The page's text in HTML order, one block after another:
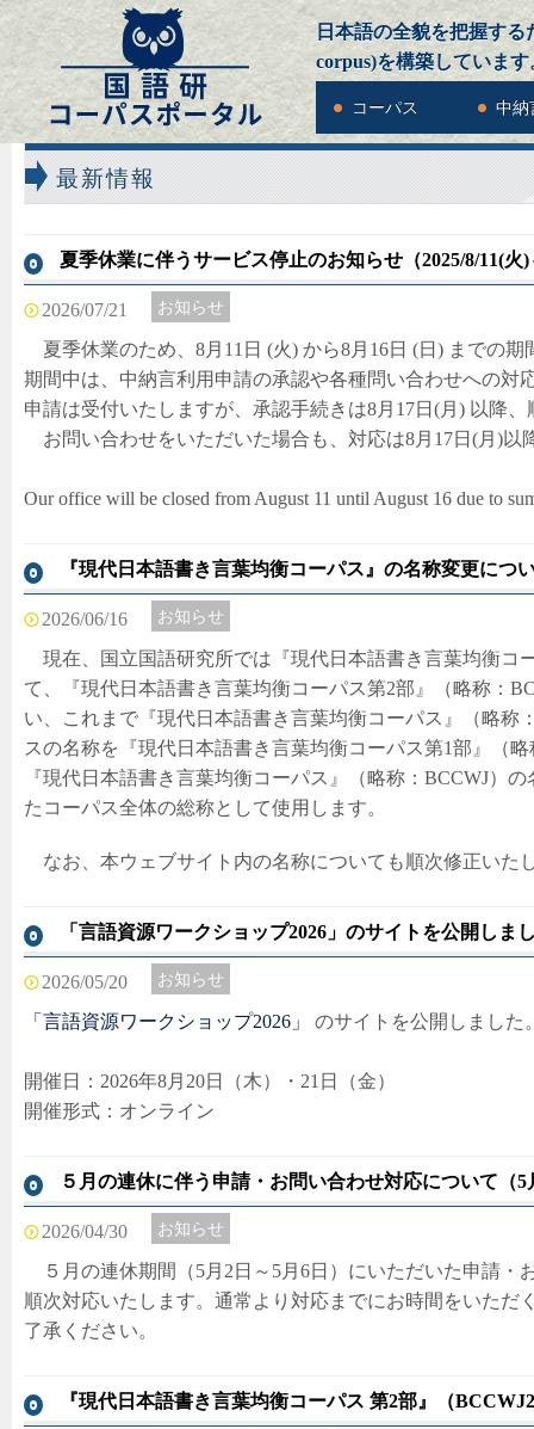
日本語の全貌を把握する
corpus)を構築しています
コーパス 中納
最新情報
夏季休業に伴うサービス停止のお知らせ（2025/8/11(火)
2026/07/21 お知らせ
夏季休業のため、8月11日 (火) から8月16日 (日) までの
期間中は、中納言利用申請の承認や各種問い合わせへの対
申請は受付いたしますが、承認手続きは8月17日(月) 以降
お問い合わせをいただいた場合も、対応は8月17日(月)以
Our office will be closed from August 11 until August 16 due to
『現代日本語書き言葉均衡コーパス』の名称変更につ
2026/06/16 お知らせ
現在、国立国語研究所では『現代日本語書き言葉均衡コ
て、『現代日本語書き言葉均衡コーパス第2部』（略称：
い、これまで『現代日本語書き言葉均衡コーパス』（略称
スの名称を『現代日本語書き言葉均衡コーパス第1部』（
『現代日本語書き言葉均衡コーパス』（略称：BCCWJ）
たコーパス全体の総称として使用します。
なお、本ウェブサイト内の名称についても順次修正いた
「言語資源ワークショップ2026」のサイトを公開しま
2026/05/20 お知らせ
「言語資源ワークショップ2026」 のサイトを公開しました
開催日：2026年8月20日（木）・21日（金）
開催形式：オンライン
５月の連休に伴う申請・お問い合わせ対応について（5
2026/04/30 お知らせ
５月の連休期間（5月2日～5月6日）にいただいた申請・
順次対応いたします。通常より対応までにお時間をいただ
了承ください。
『現代日本語書き言葉均衡コーパス 第2部』（